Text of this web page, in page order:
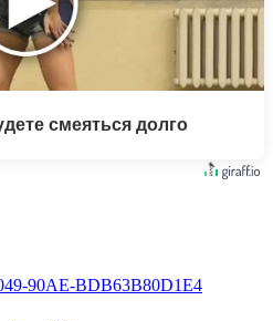
смеяться долго